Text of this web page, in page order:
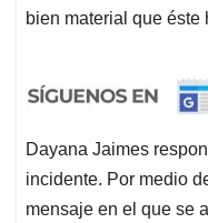
bien material que éste
Dayana Jaimes
incidente. Por medio
mensaje en el que se